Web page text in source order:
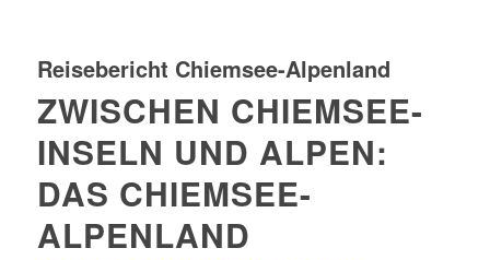
Reisebericht Chiemsee-Alpenland
ZWISCHEN CHIEMSEE-
INSELN UND ALPEN:
DAS CHIEMSEE-
ALPENLAND